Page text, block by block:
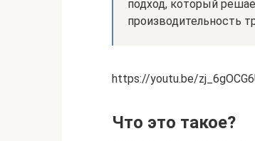
подход, который
производительность
https://youtu.be/
Что это такое?